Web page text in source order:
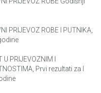
PRIJEVOZ ROBE I PUTNIKA,
PRIJEVOZNIM I
Prvi rezultati za I